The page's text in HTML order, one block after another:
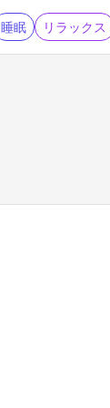
睡眠 リラックス